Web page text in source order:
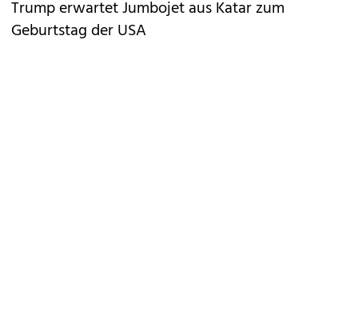
Trump erwartet Jumbojet aus Katar zum
Geburtstag der USA